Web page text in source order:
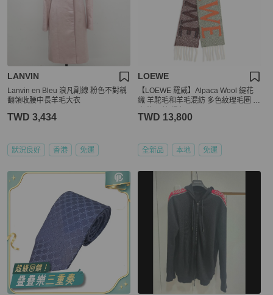
LANVIN
Lanvin en Bleu 浪凡副線 粉色不對稱
翻領收腰中長羊毛大衣
TWD 3,434
狀況良好 香港 免運
LOEWE
【LOEWE 羅威】Alpaca Wool 緹花
織 羊駝毛和羊毛混紡 多色紋理毛圈 圍
TWD 13,800
全新品 本地 免運